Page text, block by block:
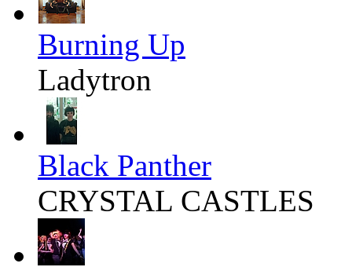
Burning Up
Ladytron
Black Panther
CRYSTAL CASTLES